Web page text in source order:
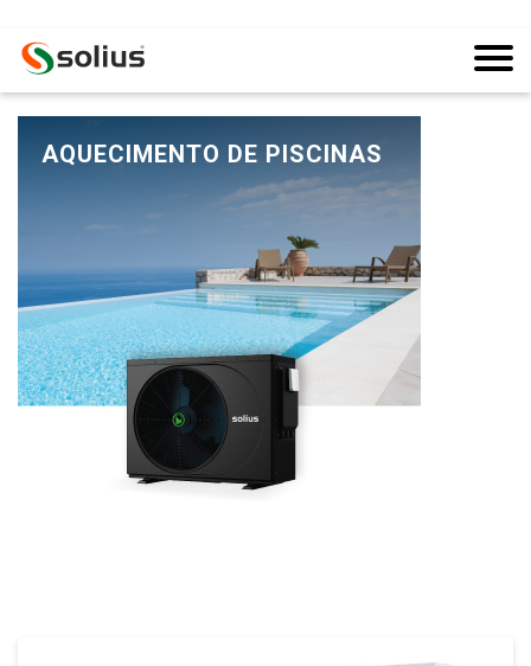
AQUECIMENTO DE PISCINAS